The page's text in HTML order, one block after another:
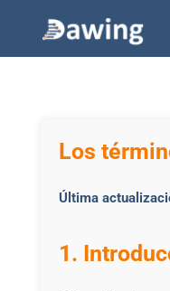
Los
Última
1.